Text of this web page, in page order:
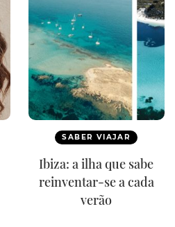
SABER VIAJAR
Ibiza: a ilha que sabe
reinventar-se a cada
verão